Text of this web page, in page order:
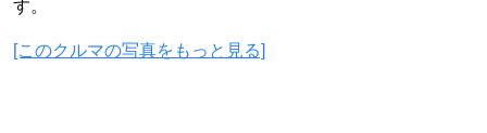
す。
[このクルマの写真をもっと見る]